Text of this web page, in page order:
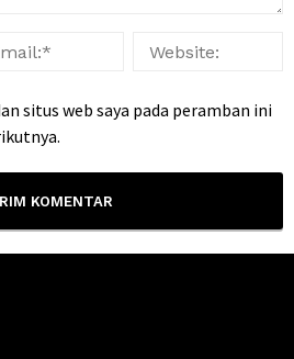
situs web saya pada peramban ini